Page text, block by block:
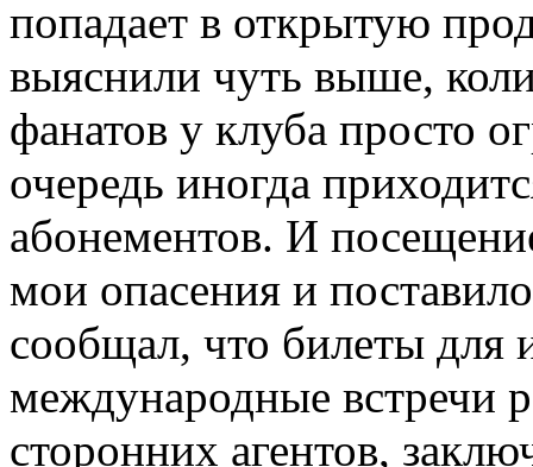
попадает в открытую
выяснили чуть выше,
фанатов у клуба просто
очередь иногда
абонементов. И
мои опасения и
сообщал, что билеты для
международные встречи
сторонних агентов,